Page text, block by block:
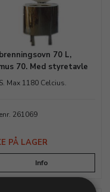
70 L,
70. Med styretavle
Max 1180 Celcius.
261069
PÅ LAGER
Info